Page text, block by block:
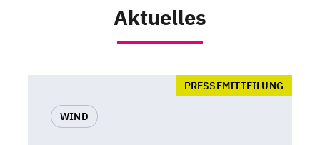
Aktuelles
PRESSEMITTEILUNG
WIND